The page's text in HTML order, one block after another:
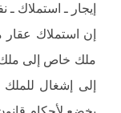
إيجار ـ استملاك ـ
إن استملاك عقار
ملك خاص إلى ملك
إلى إشغال